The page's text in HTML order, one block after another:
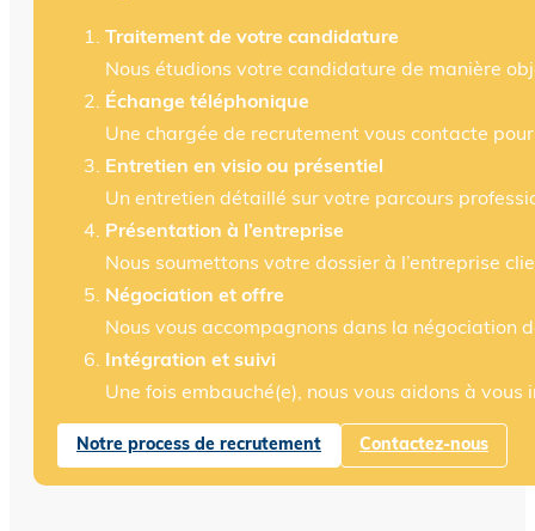
Traitement de votre candidature
Nous étudions votre candidature de manière
Échange téléphonique
Une chargée de recrutement vous contacte
Entretien en visio ou présentiel
Un entretien détaillé sur votre parcours
Présentation à l’entreprise
Nous soumettons votre dossier à l’entreprise
Négociation et offre
Nous vous accompagnons dans la négociation
Intégration et suivi
Une fois embauché(e), nous vous aidons à
Notre process de recrutement Contactez-nous